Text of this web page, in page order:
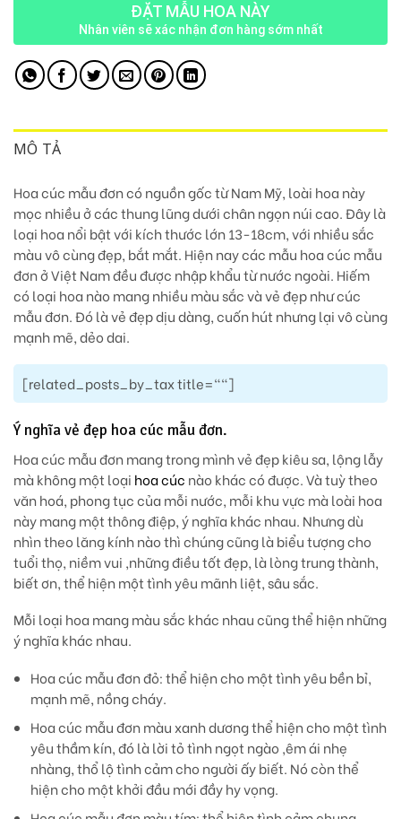
ĐẶT MẪU HOA NÀY
Nhân viên sẽ xác nhận đơn hàng sớm nhất
MÔ TẢ
Hoa cúc mẫu đơn có nguồn gốc từ Nam Mỹ, loài hoa này
mọc nhiều ở các thung lũng dưới chân ngọn núi cao. Đây là
loại hoa nổi bật với kích thước lớn 13-18cm, với nhiều sắc
màu vô cùng đẹp, bắt mắt. Hiện nay các mẫu hoa cúc mẫu
đơn ở Việt Nam đều được nhập khẩu từ nước ngoài. Hiếm
có loại hoa nào mang nhiều màu sắc và vẻ đẹp như cúc
mẫu đơn. Đó là vẻ đẹp dịu dàng, cuốn hút nhưng lại vô cùng
mạnh mẽ, dẻo dai.
[related_posts_by_tax title=""]
Ý nghĩa vẻ đẹp hoa cúc mẫu đơn.
Hoa cúc mẫu đơn mang trong mình vẻ đẹp kiêu sa, lộng lẫy
mà không một loại hoa cúc nào khác có được. Và tuỳ theo
văn hoá, phong tục của mỗi nước, mỗi khu vực mà loài hoa
này mang một thông điệp, ý nghĩa khác nhau. Nhưng dù
nhìn theo lăng kính nào thì chúng cũng là biểu tượng cho
tuổi thọ, niềm vui ,những điều tốt đẹp, là lòng trung thành,
biết ơn, thể hiện một tình yêu mãnh liệt, sâu sắc.
Mỗi loại hoa mang màu sắc khác nhau cũng thể hiện những
ý nghĩa khác nhau.
Hoa cúc mẫu đơn đỏ: thể hiện cho một tình yêu bền bỉ,
mạnh mẽ, nồng cháy.
Hoa cúc mẫu đơn màu xanh dươngthể hiện cho một tình
yêu thầm kín, đó là lời tỏ tình ngọt ngào ,êm ái nhẹ
nhàng, thổ lộ tình cảm cho người ấy biết. Nó còn thể
hiện cho một khởi đầu mới đầy hy vọng.